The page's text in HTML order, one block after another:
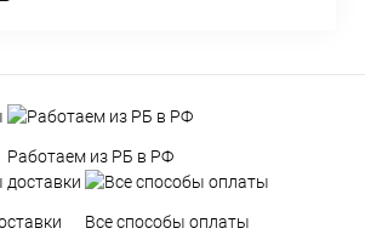
Работаем из РБ в РФ
Все способы оплаты